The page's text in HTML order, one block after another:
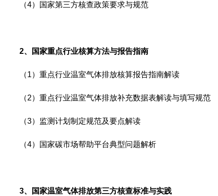
（4） 国家第三方核查政策要求与规范
2、 国家重点行业核算方法与报告指南
（1） 重点行业温室气体排放核算报告指南解读
（2） 重点行业温室气体排放补充数据表解读与填写规范
（3） 监测计划制定规范及要点解读
（4） 国家碳市场帮助平台典型问题解析
3、 国家温室气体排放第三方核查标准与实践